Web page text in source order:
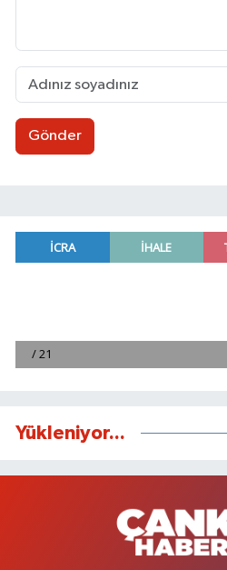
Gönder
Yükleniyor...